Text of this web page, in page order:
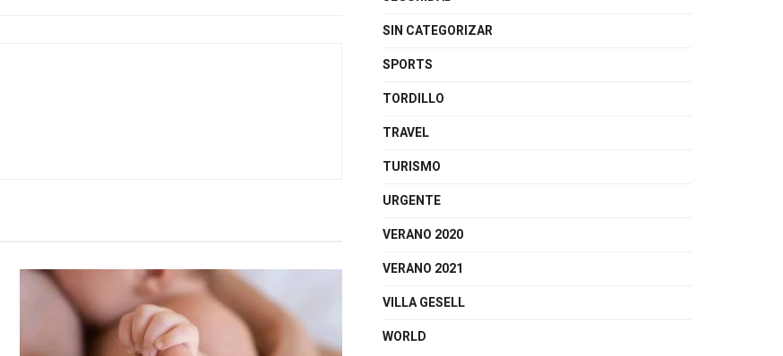
SIN CATEGORIZAR
SPORTS
TORDILLO
TRAVEL
TURISMO
URGENTE
VERANO 2020
VERANO 2021
VILLA GESELL
WORLD